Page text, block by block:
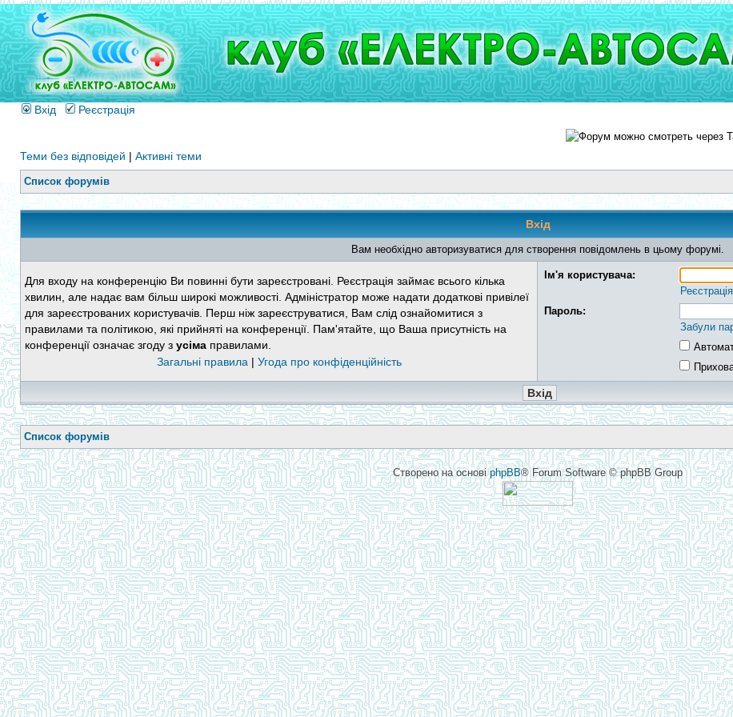
Вхід Реєстрація
Теми без відповідей | Активні теми
Список форумів
Вхід
Вам необхідно авторизуватися для створення повідомлень в цьому форумі.
Для входу на конференцію Ви повинні бути зареєстровані. Реєстрація займає всього кілька
хвилин, але надає вам більш широкі можливості. Адміністратор може надати додаткові привілеї
для зареєстрованих користувачів. Перш ніж зареєструватися, Вам слід ознайомитися з
правилами та політикою, які прийняті на конференції. Пам'ятайте, що Ваша присутність на
конференції означає згоду з усіма правилами.
Загальні правила | Угода про конфіденційність
Ім'я користувача:
Реєстрація
Пароль:
Забули
Список форумів
Створено на основіphpBB® Forum Software © phpBB Group